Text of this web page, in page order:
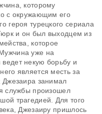
которому
с окружающим его
героя турецкого сериала
и он был выходцем из
которое
уже на
некую борьбу и
является месть за
Джезаира занимал
службы произошел
трагедией. Для того
Джезаиру пришлось